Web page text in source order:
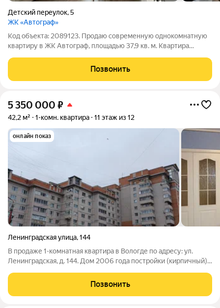
Детский переулок,5
ЖК «Автограф»
Код объекта: 2089123. Продаю современную однокомнатную
квартиру в ЖК Автограф, площадью 37,9 кв. м. Квартира
квартира станет вашим уютным гнёздышком или выгодным
вложением. Квартира находится на
Позвонить
5 350 000 ₽
42,2 м² 1-комн. квартира 11 этаж из 12
онлайн показ
Ленинградская улица,144
В продаже 1-комнатная квартира в Вологде по адресу: ул.
Ленинградская, д. 144. Дом 2006 года постройки (кирпичный),
ремонт,
Позвонить